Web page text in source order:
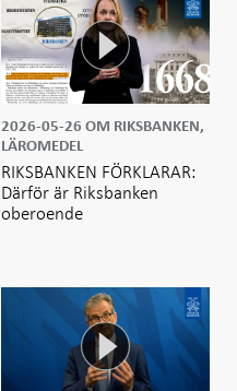
2026-05-26 OM RIKSBANKEN,
LÄROMEDEL
RIKSBANKEN FÖRKLARAR:
Därför är Riksbanken
oberoende